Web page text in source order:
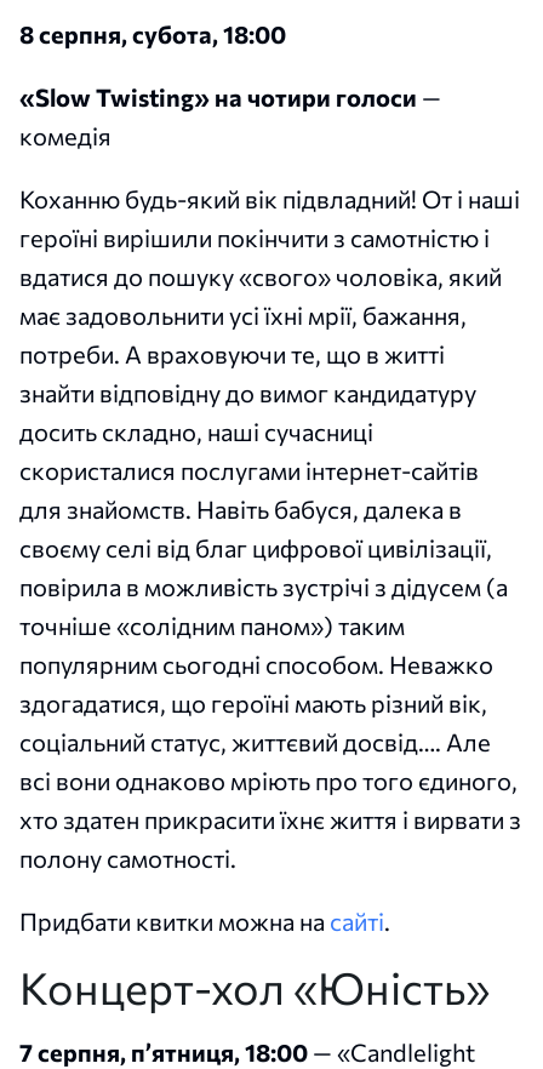
8 серпня, субота, 18:00
«Slow Twisting» на чотири голоси —
комедія
Коханню будь-який вік підвладний! От і наші
героїні вирішили покінчити з самотністю і
вдатися до пошуку «свого» чоловіка, який
має задовольнити усі їхні мрії, бажання,
потреби. А враховуючи те, що в житті
знайти відповідну до вимог кандидатуру
досить складно, наші сучасниці
скористалися послугами інтернет-сайтів
для знайомств. Навіть бабуся, далека в
своєму селі від благ цифрової цивілізації,
повірила в можливість зустрічі з дідусем (а
точніше «солідним паном») таким
популярним сьогодні способом. Неважко
здогадатися, що героїні мають різний вік,
соціальний статус, життєвий досвід…. Але
всі вони однаково мріють про того єдиного,
хто здатен прикрасити їхнє життя і вирвати з
полону самотності.
Придбати квитки можна на сайті.
Концерт-хол «Юність»
7 серпня, пʼятниця, 18:00 — «Candlelight